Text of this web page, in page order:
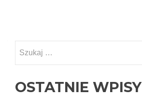
po
wpisach
OSTATNIE WPISY